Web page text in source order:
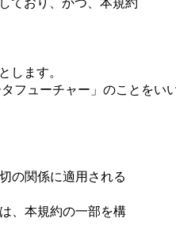
します。
フューチャー」のことをい
の関係に適⽤される
、本規約の⼀部を構